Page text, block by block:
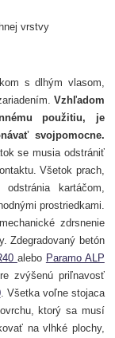
vrstvy
s dlhým vlasom,
Vzhľadom
použitiu, je
svojpomocne.
se musia odstrániť
Všetok prach,
kartáčom,
prostriedkami.
zdrsnenie
Zdegradovaný betón
alebo Paramo ALP
zvýšenú priľnavosť
. Všetka voľne stojaca
ktorý sa musí
na vlhké plochy,